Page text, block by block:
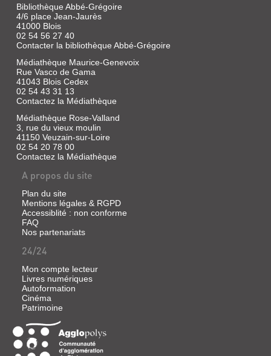
de
Pandora
dans
le
chapitre
le
plus
puissant
de
la
saga
Avatar
à
ce
jour.
Alors
que
Jake
Neytiri
leur
famille
travers
aux
côtés
des
Marchands
du
Vent,
pe...
vidéo,
2005
Aventures
se
dans
l'univers
fantastique
de
Dinotopia,
humains
et
dinosaures
cohabitent...
L'ÎLE
MYSTÉRIEUSE
Vidéo
Bardem,
Juan
Studio
Canal,
1973
VOYAGE
Bibliothèque Abbé-Grégoire
4/6 place Jean-Jaurès
41000 Blois
02 54 56 27 40
Contacter la bibliothèque Abbé-Grégoire
Médiathèque Maurice-Genevoix
Rue Vasco de Gama
41043 Blois Cedex
02 54 43 31 13
Contactez la Médiathèque
Médiathèque Rose-Valland
3, rue du vieux moulin
41150 Veuzain-sur-Loire
02 54 20 78 00
Contactez la Médiathèque
A propos du site
Plan du site
Mentions légales & RGPD
Accessiblité : non conforme
FAQ
Nos partenariats
24/24
Mon compte lecteur
Livres numériques
Autoformation
Cinéma
Patrimoine